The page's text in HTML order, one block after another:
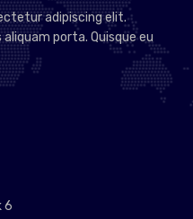
adipiscing elit.
porta. Quisque eu
6